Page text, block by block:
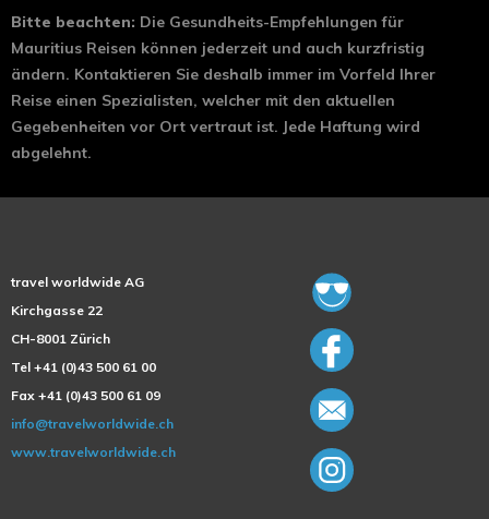
Bitte beachten: Die Gesundheits-Empfehlungen für
Mauritius Reisen können jederzeit und auch kurzfristig
ändern. Kontaktieren Sie deshalb immer im Vorfeld Ihrer
Reise einen Spezialisten, welcher mit den aktuellen
Gegebenheiten vor Ort vertraut ist. Jede Haftung wird
abgelehnt.
travel worldwide AG
Kirchgasse 22
CH-8001 Zürich
Tel +41 (0)43 500 61 00
Fax +41 (0)43 500 61 09
info@travelworldwide.ch
www.travelworldwide.ch